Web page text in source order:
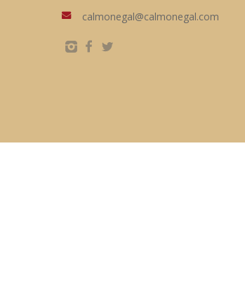
calmonegal@calmonegal.com